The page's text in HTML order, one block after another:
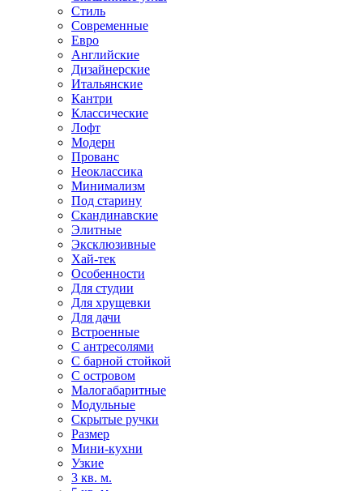
Стиль
Современные
Евро
Английские
Дизайнерские
Итальянские
Кантри
Классические
Лофт
Модерн
Прованс
Неоклассика
Минимализм
Под старину
Скандинавские
Элитные
Эксклюзивные
Хай-тек
Особенности
Для студии
Для хрущевки
Для дачи
Встроенные
С антресолями
С барной стойкой
С островом
Малогабаритные
Модульные
Скрытые ручки
Размер
Мини-кухни
Узкие
3 кв. м.